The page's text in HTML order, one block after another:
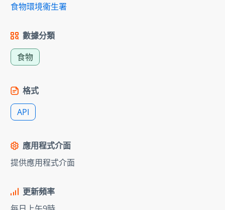
食物環境衞生署
數據分類
食物
格式
API
應用程式介面
提供應用程式介面
更新頻率